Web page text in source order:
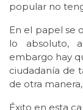
popular no
En el papel se
lo absoluto,
embargo hay
ciudadanía de
de otra
Éxito en esta